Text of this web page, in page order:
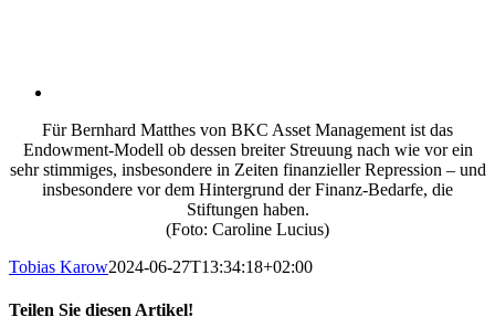
Für Bernhard Matthes von BKC Asset Management ist das
Endowment-Modell ob dessen breiter Streuung nach wie vor ein
sehr stimmiges, insbesondere in Zeiten finanzieller Repression – und
insbesondere vor dem Hintergrund der Finanz-Bedarfe, die
Stiftungen haben.
(Foto: Caroline Lucius)
Tobias Karow2024-06-27T13:34:18+02:00
Teilen Sie diesen Artikel!